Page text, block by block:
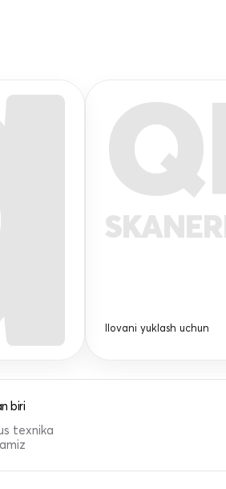
Ilovani yuklash uchun
biri
texnika